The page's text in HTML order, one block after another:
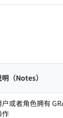
（Notes）
户或者角色拥有
作